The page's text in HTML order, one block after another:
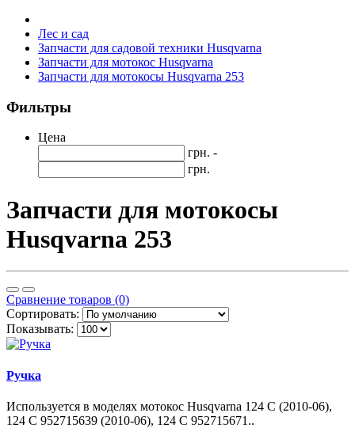
Лес и сад
Запчасти для садовой техники Husqvarna
Запчасти для мотокос Husqvarna
Запчасти для мотокосы Husqvarna 253
Фильтры
Цена
грн. -
грн.
Запчасти для мотокосы
Husqvarna 253
Сравнение товаров (0)
Сортировать:
Показывать:
Ручка
Используется в моделях мотокос Husqvarna 124 C (2010-06),
124 C 952715639 (2010-06), 124 C 952715671..